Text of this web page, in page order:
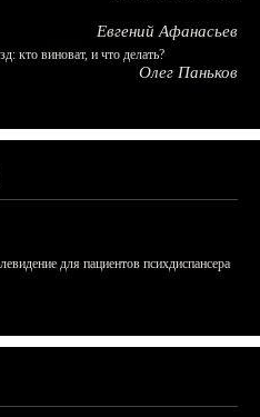
Евгений Афанасьев
кто виноват, и что делать?
Олег Паньков
для пациентов психдиспансера